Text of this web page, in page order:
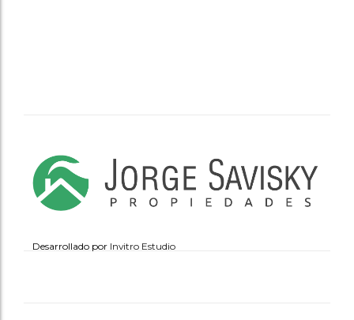
Desarrollado por Invitro Estudio